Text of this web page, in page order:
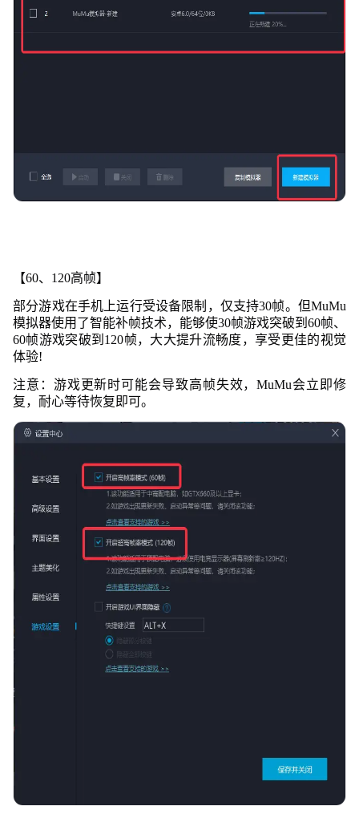
【60、120高帧】
部分游戏在手机上运行受设备限制，仅支持30帧。但MuMu
模拟器使用了智能补帧技术，能够使30帧游戏突破到60帧、
60帧游戏突破到120帧，大大提升流畅度，享受更佳的视觉
体验!
注意：游戏更新时可能会导致高帧失效，MuMu会立即修
复，耐心等待恢复即可。